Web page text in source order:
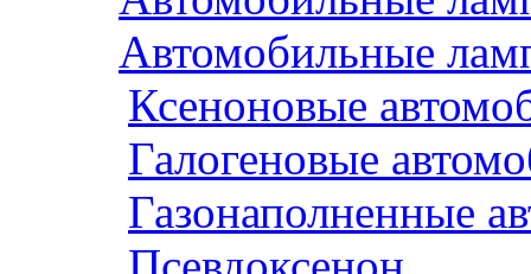
Автомобильные
Ксеноновые
Галогеновые
Газонаполненные